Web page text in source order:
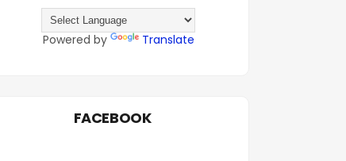
Powered by Translate
FACEBOOK